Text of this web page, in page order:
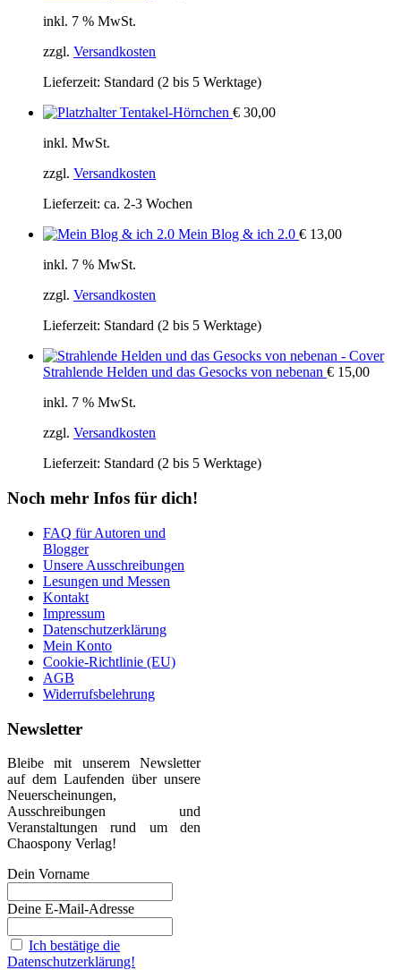
inkl. 7 % MwSt.
zzgl. Versandkosten
Lieferzeit: Standard (2 bis 5 Werktage)
Tentakel-Hörnchen € 30,00
inkl. MwSt.
zzgl. Versandkosten
Lieferzeit: ca. 2-3 Wochen
Mein Blog & ich 2.0 € 13,00
inkl. 7 % MwSt.
zzgl. Versandkosten
Lieferzeit: Standard (2 bis 5 Werktage)
Strahlende Helden und das Gesocks von nebenan € 15,00
inkl. 7 % MwSt.
zzgl. Versandkosten
Lieferzeit: Standard (2 bis 5 Werktage)
Noch mehr Infos für dich!
FAQ für Autoren und
Blogger
Unsere Ausschreibungen
Lesungen und Messen
Kontakt
Impressum
Datenschutzerklärung
Mein Konto
Cookie-Richtlinie (EU)
AGB
Widerrufsbelehrung
Newsletter
Bleibe mit unserem Newsletter
auf dem Laufenden über unsere
Neuerscheinungen,
Ausschreibungen und
Veranstaltungen rund um den
Chaospony Verlag!
Dein Vorname
Deine E-Mail-Adresse
Ich bestätige die
Datenschutzerklärung!